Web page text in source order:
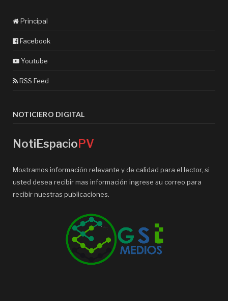
Principal
Facebook
Youtube
RSS Feed
NOTICIERO DIGITAL
NotiEspacioPV
Mostramos información relevante y de calidad para el lector, si
usted desea recibir mas información ingrese su correo para
recibir nuestras publicaciones.